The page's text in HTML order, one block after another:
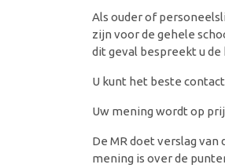
Als ouder of
zijn voor de gehele
dit geval bespreekt u
U kunt het beste
Uw mening wordt op
De MR doet verslag
mening is over de